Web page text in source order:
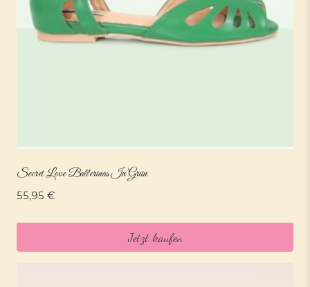
Secret Love Ballerinas In Grün
55,95 €
Jetzt kaufen